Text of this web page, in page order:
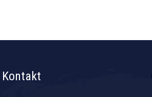
Kontakt